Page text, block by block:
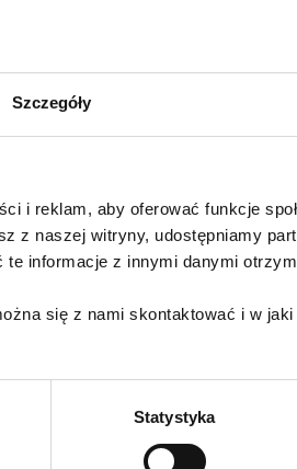
Szczegóły
i reklam, aby oferować funkcje
z naszej witryny, udostępniamy
informacje z innymi danymi
się z nami skontaktować i w
Statystyka